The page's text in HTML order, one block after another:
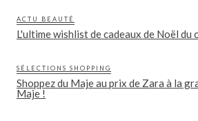
ACTU BEAUTÉ
L'ultime wishlist de cadeaux de Noël du
SÉLECTIONS SHOPPING
Shoppez du Maje au prix de Zara à la
Maje !